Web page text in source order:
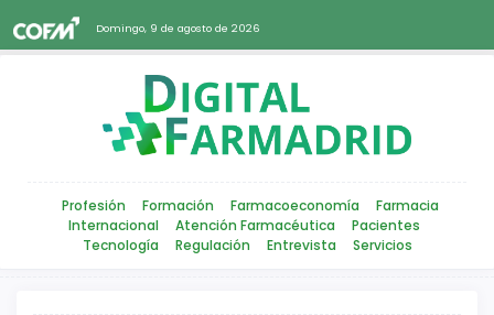
Domingo, 9 de agosto de 2026
Profesión Formación Farmacoeconomía
Farmacia
Internacional
Atención Farmacéutica
Pacientes
Tecnología
Regulación Entrevista Servicios